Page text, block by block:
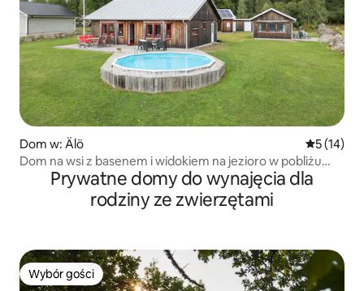
Dom w: Älö Średnia
5 (14)
Dom na wsi z basenem i widokiem na jezioro w pobliżu
Vimmerby
Prywatne domy do wynajęcia dla
rodziny ze zwierzętami
Wybór gości
Wybór gości